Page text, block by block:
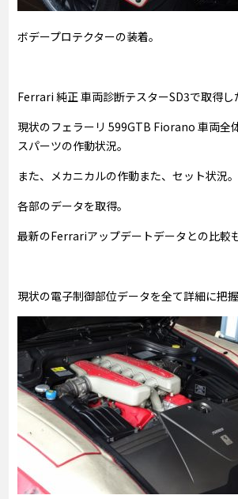
ボデープロテクターの装着。
Ferrari 純正 車両診断テスターSD3で取得し
現状のフェラーリ 599GTB Fiorano 車両全
スパーツの作動状況。
また、メカニカルの作動また、セット状況。
各部のデータを取得。
最新のFerrariアップデートデータとの比較
現状の電子制御部位データを全て詳細に把握